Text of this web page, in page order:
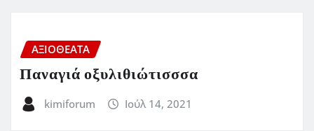
ΑΞΙΟΘΕΑΤΑ
Παναγιά οξυλιθιώτισσσα
kimiforum Ιούλ 14, 2021